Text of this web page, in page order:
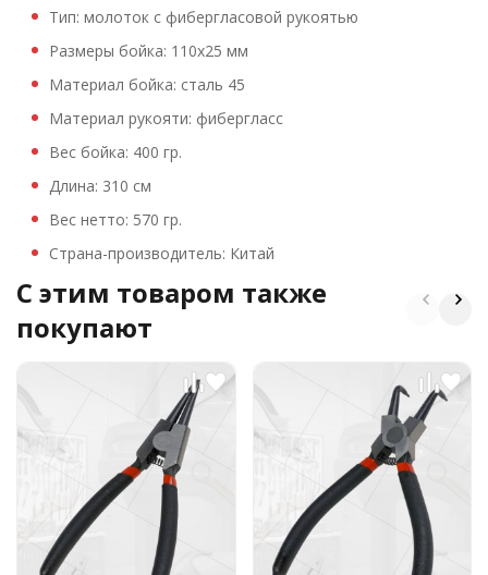
Тип: молоток с фибергласовой рукоятью
Размеры бойка: 110х25 мм
Материал бойка: сталь 45
Материал рукояти: фибергласс
Вес бойка: 400 гр.
Длина: 310 см
Вес нетто: 570 гр.
Страна-производитель: Китай
C этим товаром также
покупают